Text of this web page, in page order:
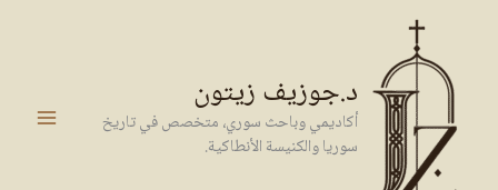
المحتوى
د.جوزيف زيتون
أكاديمي وباحث سوري، متخصص في تاريخ
سوريا والكنيسة الأنطاكية.